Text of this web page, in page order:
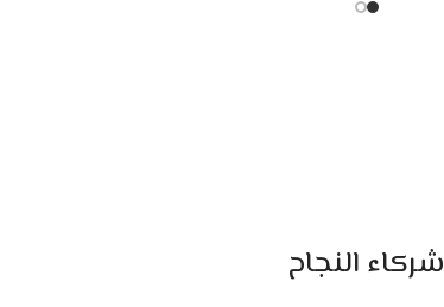
شركاء النجاح